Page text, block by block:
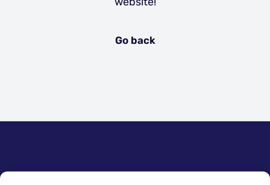
Go back